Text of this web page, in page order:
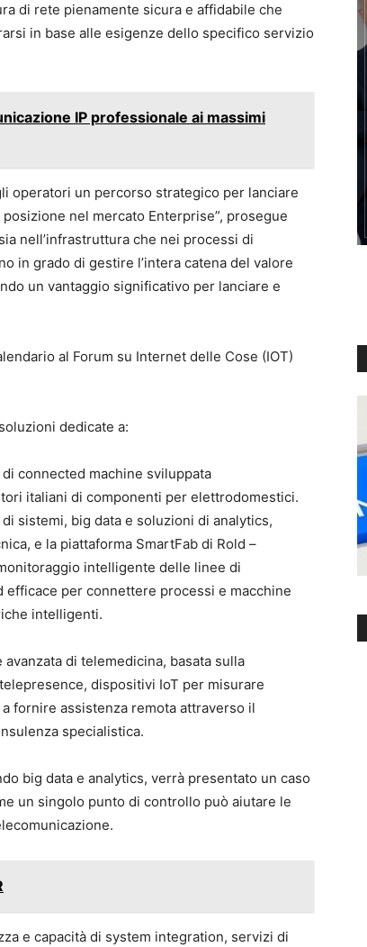
di rete pienamente sicura e affidabile che
in base alle esigenze dello specifico servizio
IP professionale ai massimi
operatori un percorso strategico per lanciare
nel mercato Enterprise”, prosegue
nell’infrastruttura che nei processi di
in grado di gestire l’intera catena del valore
un vantaggio significativo per lanciare e
al Forum su Internet delle Cose (IOT)
dedicate a:
connected machine sviluppata
italiani di componenti per elettrodomestici.
sistemi, big data e soluzioni di analytics,
e la piattaforma SmartFab di Rold –
intelligente delle linee di
per connettere processi e macchine
intelligenti.
di telemedicina, basata sulla
dispositivi IoT per misurare
fornire assistenza remota attraverso il
specialistica.
big data e analytics, verrà presentato un caso
un singolo punto di controllo può aiutare le
e capacità di system integration, servizi di